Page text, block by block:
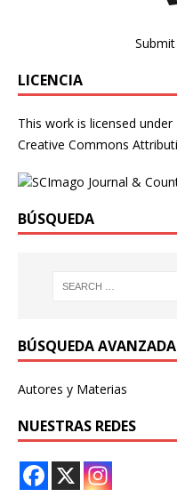
LICENCIA
This work is licensed under
Creative Commons
BÚSQUEDA
BÚSQUEDA AVANZADA
Autores y Materias
NUESTRAS REDES